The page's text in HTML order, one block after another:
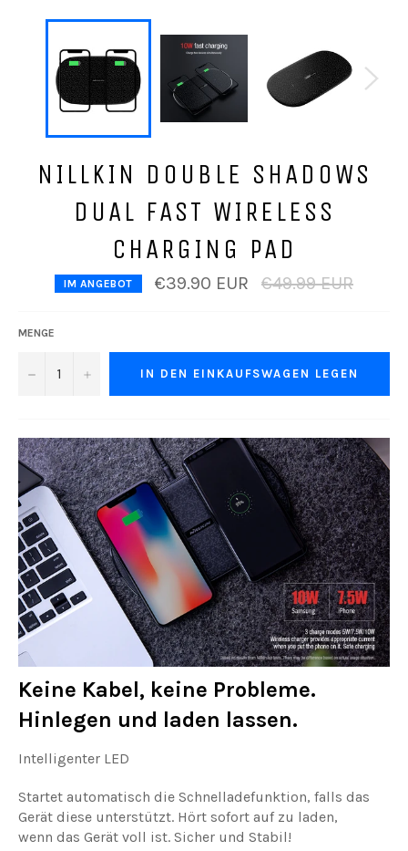
NILLKIN DOUBLE SHADOWS
DUAL FAST WIRELESS
CHARGING PAD
IM ANGEBOT €39.90 EUR
Normaler
Preis
€49.99 EUR
MENGE
− + IN DEN EINKAUFSWAGEN LEGEN
Keine Kabel, keine Probleme.
Hinlegen und laden lassen.
Intelligenter LED
Startet automatisch die Schnelladefunktion, falls das
Gerät diese unterstützt. Hört sofort auf zu laden,
wenn das Gerät voll ist. Sicher und Stabil!